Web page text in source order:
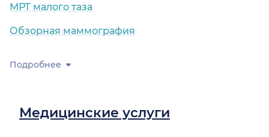
МРТ малого таза
Обзорная маммография
Подробнее
Медицинские услуги